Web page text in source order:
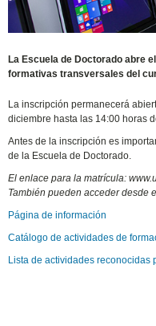
La Escuela de Doctorado abre
formativas transversales del
La inscripción permanecerá
diciembre hasta las 14:00 horas
Antes de la inscripción es
de la Escuela de Doctorado.
El enlace para la matrícula:
También pueden acceder desde
Página de información
Catálogo de actividades de
Lista de actividades reconocidas